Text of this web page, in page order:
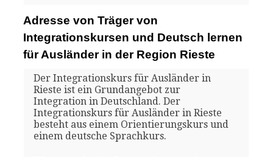
Adresse von Träger von
Integrationskursen und Deutsch lernen
für Ausländer in der Region Rieste
Der Integrationskurs für Ausländer in
Rieste ist ein Grundangebot zur
Integration in Deutschland. Der
Integrationskurs für Ausländer in Rieste
besteht aus einem Orientierungskurs und
einem deutsche Sprachkurs.